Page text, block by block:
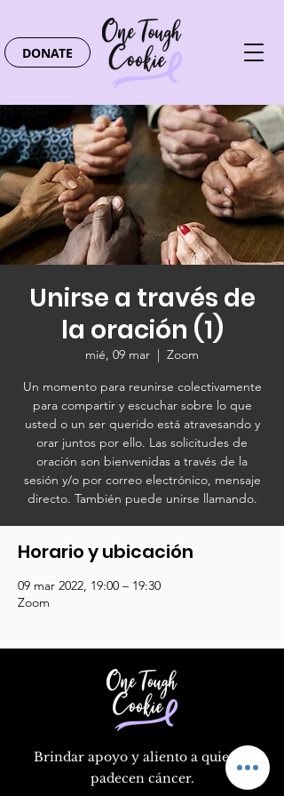
DONATE
Unirse a través de
la oración (1)
mié, 09 mar
  |
Zoom
Un momento para reunirse colectivamente
para compartir y escuchar sobre lo que
usted o un ser querido está atravesando y
orar juntos por ello. Las solicitudes de
oración son bienvenidas a través de la
sesión y/o por correo electrónico, mensaje
directo. También puede unirse llamando.
Horario y ubicación
09 mar 2022, 19:00 – 19:30
Zoom
Brindar apoyo y aliento a quienes
padecen cáncer.